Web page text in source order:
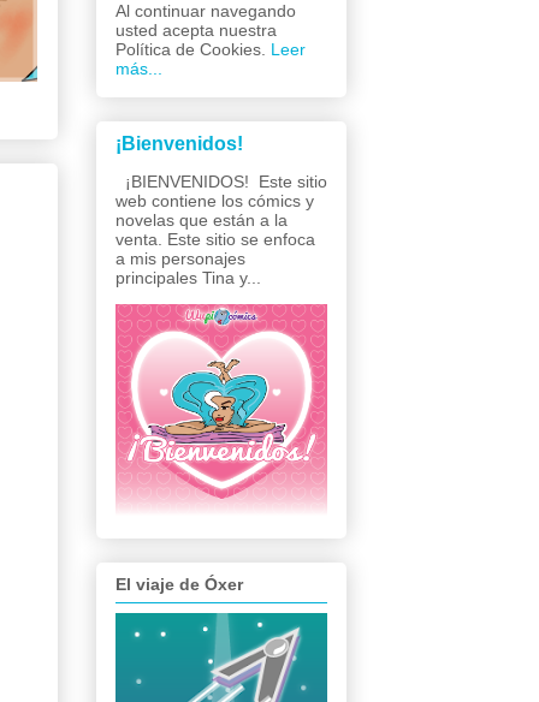
Al continuar navegando
usted acepta nuestra
Política de Cookies. Leer
más...
¡Bienvenidos!
¡BIENVENIDOS! Este sitio
web contiene los cómics y
novelas que están a la
venta. Este sitio se enfoca
a mis personajes
principales Tina y...
El viaje de Óxer